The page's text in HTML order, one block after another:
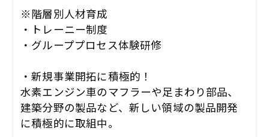
※階層別人材育成
・トレーニー制度
・グループプロセス体験研修
・新規事業開拓に積極的！
水素エンジン車のマフラーや足まわり部品、
建築分野の製品など、新しい領域の製品開発
に積極的に取組中。